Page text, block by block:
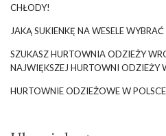
CHŁODY!
JAKĄ SUKIENKĘ NA WESELE
SZUKASZ HURTOWNIA ODZIEŻY
NAJWIĘKSZEJ HURTOWNI ODZIEŻY
HURTOWNIE ODZIEŻOWE W